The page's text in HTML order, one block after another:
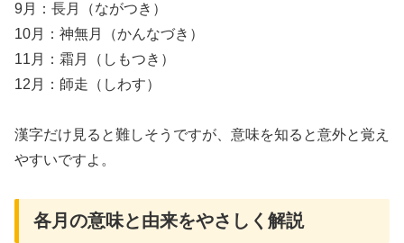
9月：長月（ながつき）
10月：神無月（かんなづき）
11月：霜月（しもつき）
12月：師走（しわす）
漢字だけ見ると難しそうですが、意味を知ると意外と覚え
やすいですよ。
各月の意味と由来をやさしく解説